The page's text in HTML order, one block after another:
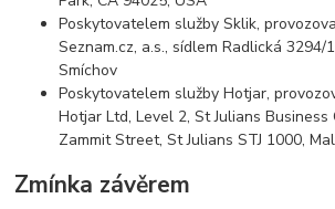
Poskytovatelem služby Sklik,
Seznam.cz, a.s., sídlem Radlická 3294/
Smíchov
Poskytovatelem služby Hotjar,
Hotjar Ltd, Level 2, St Julians Business
Zammit Street, St Julians STJ 1000,
Zmínka závěrem